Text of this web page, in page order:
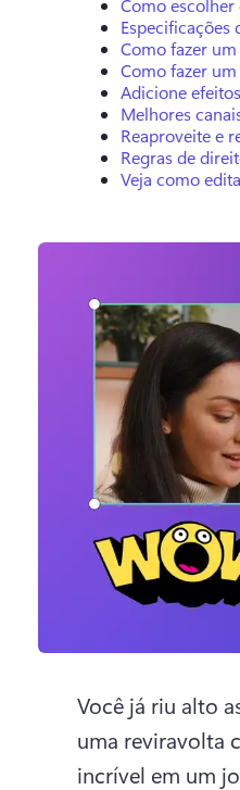
Como
Especificações
Como fazer
Como fazer
Adicione
Melhores
Reaproveite e
Regras de
Veja como
Você já riu alto
uma reviravolta
incrível em um